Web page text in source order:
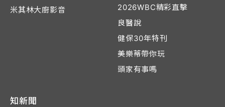
米其林大廚影音
2026WBC精彩直擊
良醫說
健保30年特刊
美樂蒂帶你玩
頭家有事嗎
知新聞